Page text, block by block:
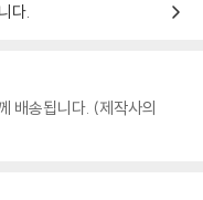
다.
배송됩니다. (제작사의